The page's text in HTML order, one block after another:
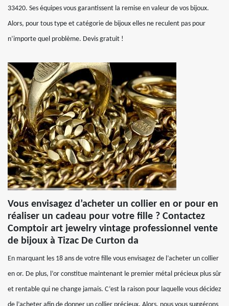
33420. Ses équipes vous garantissent la remise en valeur de vos bijoux.
Alors, pour tous type et catégorie de bijoux elles ne reculent pas pour
n’importe quel problème. Devis gratuit !
Vous envisagez d’acheter un collier en or pour en
réaliser un cadeau pour votre fille ? Contactez
Comptoir art jewelry vintage professionnel vente
de bijoux à Tizac De Curton da
En marquant les 18 ans de votre fille vous envisagez de l’acheter un collier
en or. De plus, l’or constitue maintenant le premier métal précieux plus sûr
et rentable qui ne change jamais. C’est la raison pour laquelle vous décidez